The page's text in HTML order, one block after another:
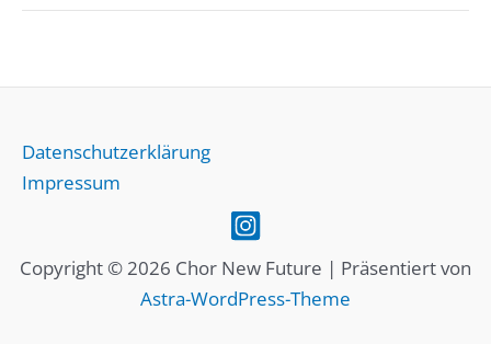
Posaunenchor
ESG-
Garten
Datenschutzerklärung
Impressum
Copyright © 2026 Chor New Future | Präsentiert von
Astra-WordPress-Theme